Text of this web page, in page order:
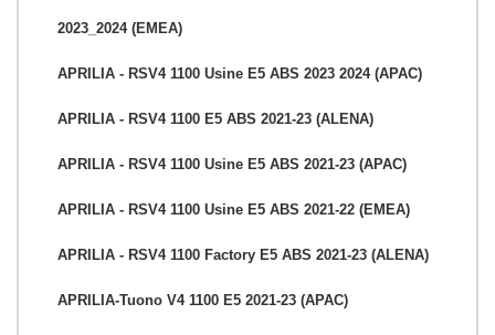
2023_2024 (EMEA)
APRILIA - RSV4 1100 Usine E5 ABS 2023 2024 (APAC)
APRILIA - RSV4 1100 E5 ABS 2021-23 (ALENA)
APRILIA - RSV4 1100 Usine E5 ABS 2021-23 (APAC)
APRILIA - RSV4 1100 Usine E5 ABS 2021-22 (EMEA)
APRILIA - RSV4 1100 Factory E5 ABS 2021-23 (ALENA)
APRILIA-Tuono V4 1100 E5 2021-23 (APAC)